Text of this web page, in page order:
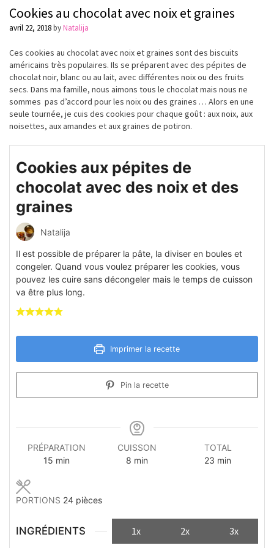
Cookies au chocolat avec noix et graines
avril 22, 2018byNatalija
Ces cookies au chocolat avec noix et graines sont des biscuits
américains très populaires. Ils se préparent avec des pépites de
chocolat noir, blanc ou au lait, avec différentes noix ou des fruits
secs. Dans ma famille, nous aimons tous le chocolat mais nous ne
sommes pas d’accord pour les noix ou des graines … Alors en une
seule tournée, je cuis des cookies pour chaque goût : aux noix, aux
noisettes, aux amandes et aux graines de potiron.
Cookies aux pépites de
chocolat avec des noix et des
graines
Natalija
Il est possible de préparer la pâte, la diviser en boules et
congeler. Quand vous voulez préparer les cookies, vous
pouvez les cuire sans décongeler mais le temps de cuisson
va être plus long.
Imprimer la recette
Pin la recette
PRÉPARATION
15minutes
min
CUISSON
8 minutes
min
TOTAL
23 minutes
min
PORTIONS 24 pièces
INGRÉDIENTS 1x 2x 3x